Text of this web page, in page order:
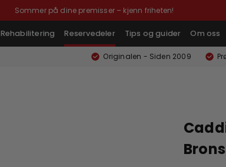
Sommer på dine premisser – kjenn friheten!
Rehabilitering Reservedeler Tips og guider Om oss
Originalen - Siden 2009